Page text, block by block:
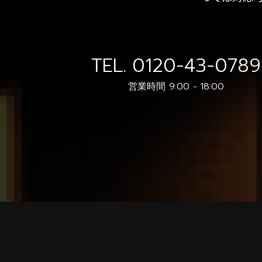
TEL. 0120-43-0789
営業時間 9:00 - 18:00